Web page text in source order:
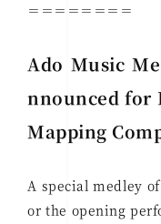
＝＝＝＝＝＝＝＝
Ado Music
nnounced for
Mapping
A special medley
or the opening